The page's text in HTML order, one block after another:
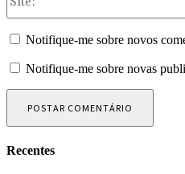
Notifique-me sobre novos
Notifique-me sobre novas
Recentes